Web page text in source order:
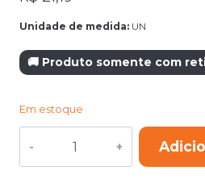
Unidade de medida: UN
🚚 Produto somente com
Em estoque
RESPINGO
COM